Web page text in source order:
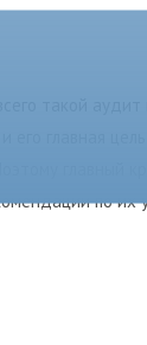
такой аудит
главная цель
главный
по их